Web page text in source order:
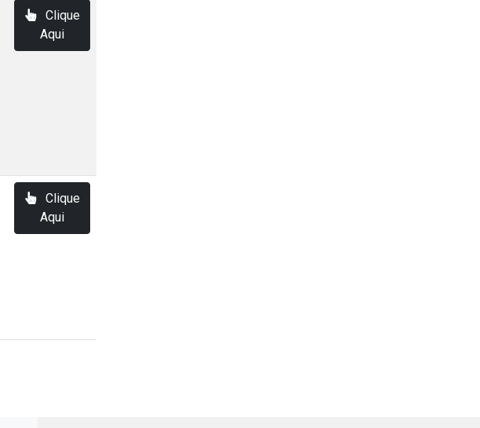
Clique
Aqui
Clique
Aqui